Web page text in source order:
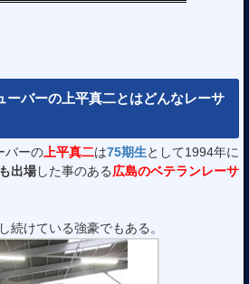
ーバーの上平真二とはどんなレーサ
バーの 上平真二は75期生として1994年に
出場した事のある広島のベテランレーサ
続けている強豪でもある。